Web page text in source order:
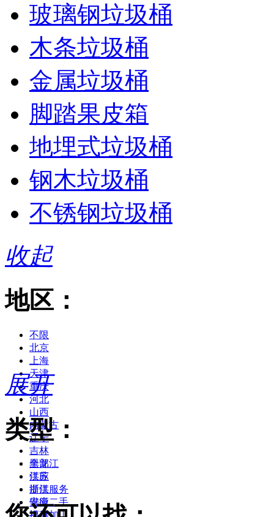
玻璃钢垃圾桶
木条垃圾桶
金属垃圾桶
脚踏果皮箱
地埋式垃圾桶
钢木垃圾桶
不锈钢垃圾桶
收起
地区：
不限
北京
上海
天津
重庆
河北
山西
内蒙古
辽宁
吉林
黑龙江
江苏
浙江
安徽
福建
展开
类型：
全部
供应
提供服务
供应二手